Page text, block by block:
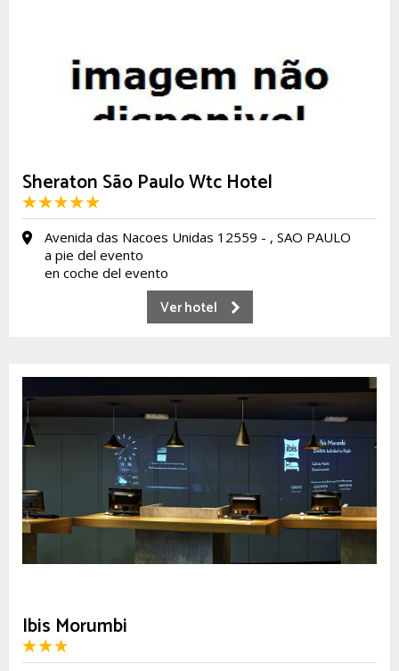
Sheraton São Paulo Wtc Hotel
Avenida das Nacoes Unidas 12559 - , SAO PAULO
a pie del evento
en coche del evento
Ver hotel
Ibis Morumbi